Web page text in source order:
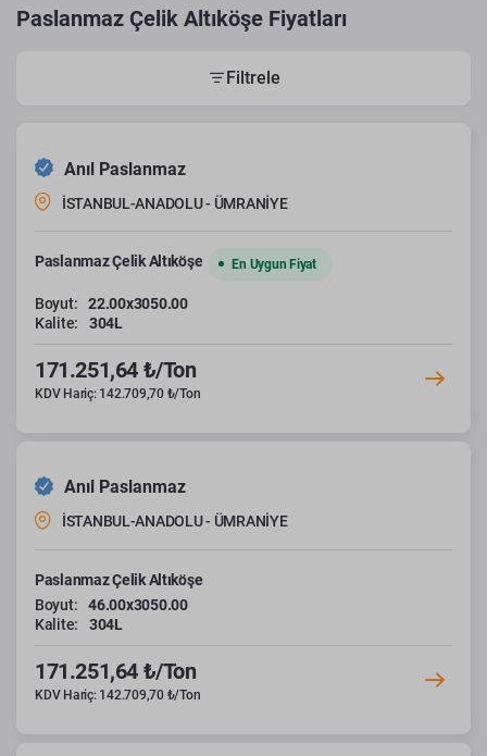
Paslanmaz Çelik Altıköşe Fiyatları
Filtrele
Anıl Paslanmaz
İSTANBUL-ANADOLU - ÜMRANİYE
Paslanmaz Çelik Altıköşe En Uygun Fiyat
Boyut:
22.00x3050.00
Kalite:
304L
171.251,64 ₺/Ton
KDV Hariç: 142.709,70 ₺/Ton
Anıl Paslanmaz
İSTANBUL-ANADOLU - ÜMRANİYE
Paslanmaz Çelik Altıköşe
Boyut:
46.00x3050.00
Kalite:
304L
171.251,64 ₺/Ton
KDV Hariç: 142.709,70 ₺/Ton